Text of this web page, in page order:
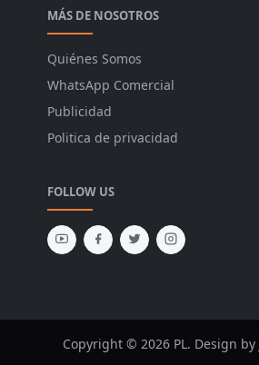
MÁS DE NOSOTROS
Quiénes Somos
WhatsApp Comercial
Publicidad
Politica de privacidad
FOLLOW US
Copyright © 2026 PL. Design by